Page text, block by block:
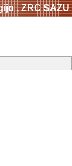
,ZRC SAZU